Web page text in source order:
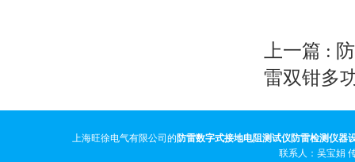
上一篇 :
雷双钳多
上海旺徐电气有限公司的 防雷数字式接地电阻测试仪防雷检测仪器
联系人：吴宝娟